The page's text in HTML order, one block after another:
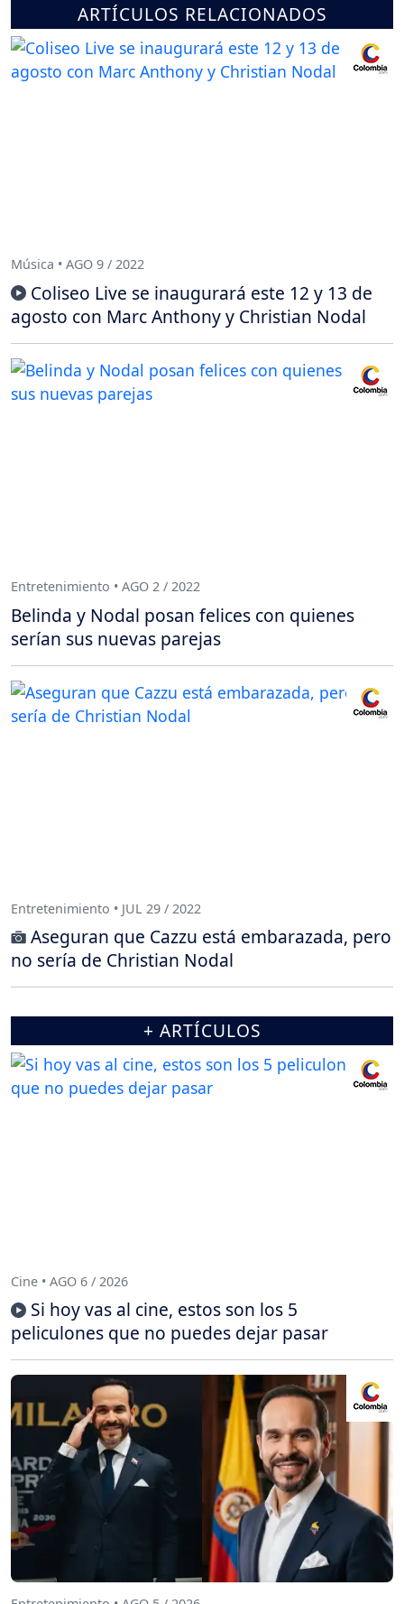
ARTÍCULOS RELACIONADOS
Música • AGO 9 / 2022
Coliseo Live se inaugurará este 12 y 13 de
agosto con Marc Anthony y Christian Nodal
Entretenimiento • AGO 2 / 2022
Belinda y Nodal posan felices con quienes
serían sus nuevas parejas
Entretenimiento • JUL 29 / 2022
Aseguran que Cazzu está embarazada, pero
no sería de Christian Nodal
+ ARTÍCULOS
Cine • AGO 6 / 2026
Si hoy vas al cine, estos son los 5
peliculones que no puedes dejar pasar